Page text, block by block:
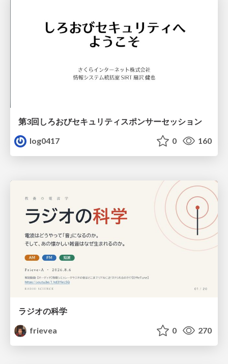
第3回しろおびセキュリティスポンサーセッション
log0417
0 160
ラジオの科学
frievea
0 270